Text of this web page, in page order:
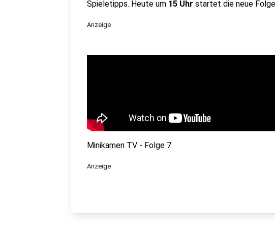
Spieletipps. Heute um 15 Uhr startet die neue
Anzeige
Minikamen TV - Folge 7
Anzeige